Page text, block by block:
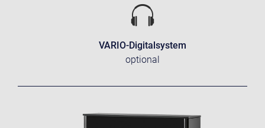
VARIO-Digitalsystem
optional